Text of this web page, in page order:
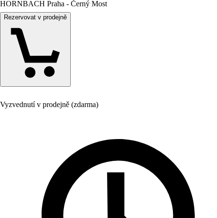
HORNBACH Praha - Černý Most
Rezervovat v prodejně
Vyzvednutí v prodejně (zdarma)